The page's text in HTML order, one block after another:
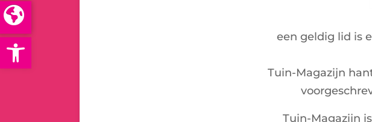
Open toolbar een geldig lid is
Tuin-Magazijn
Tuin-Magazijn